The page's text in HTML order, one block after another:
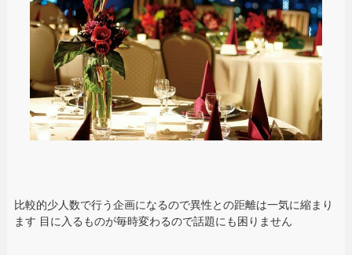
比較的少人数で行う企画になるので異性との距離は一気に縮まり
ます 目に入るものが毎時変わるので話題にも困りません